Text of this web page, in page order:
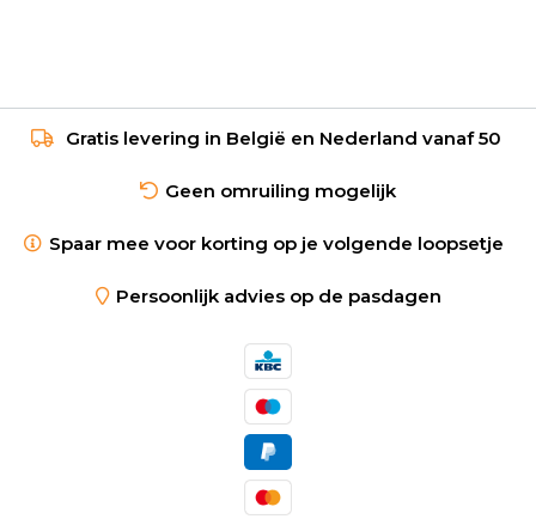
Gratis levering in België en Nederland vanaf 50
Geen omruiling mogelijk
Spaar mee voor korting op je volgende loopsetje
Persoonlijk advies op de pasdagen